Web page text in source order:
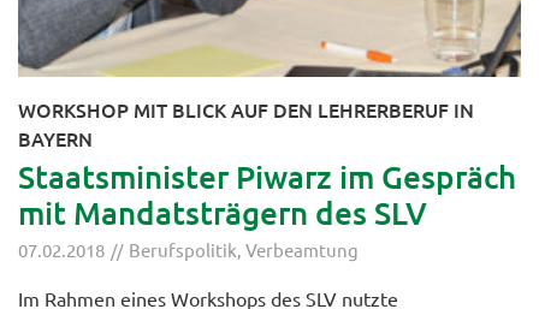
WORKSHOP MIT BLICK AUF DEN LEHRERBERUF IN
BAYERN
Staatsminister Piwarz im Gespräch
mit Mandatsträgern des SLV
07.02.2018 Berufspolitik, Verbeamtung
Im Rahmen eines Workshops des SLV nutzte